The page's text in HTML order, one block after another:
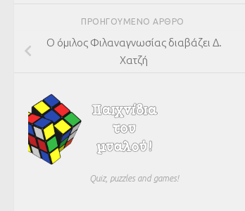
ΠΡΟΗΓΟΎΜΕΝΟ ΆΡΘΡΟ
Ο όμιλος Φιλαναγνωσίας διαβάζει Δ.
Χατζή
Quiz, puzzles and games!